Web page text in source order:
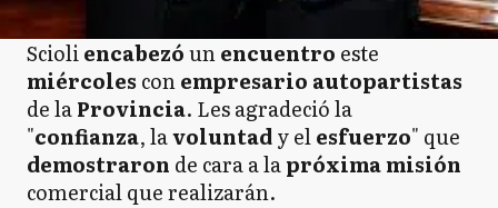
Scioliencabezóunencuentro este
miércoles conempresario autopartistas
de laProvincia. Les agradeció la
"confianza, lavoluntady elesfuerzo" que
demostraron de cara a lapróxima misión
comercial que realizarán.